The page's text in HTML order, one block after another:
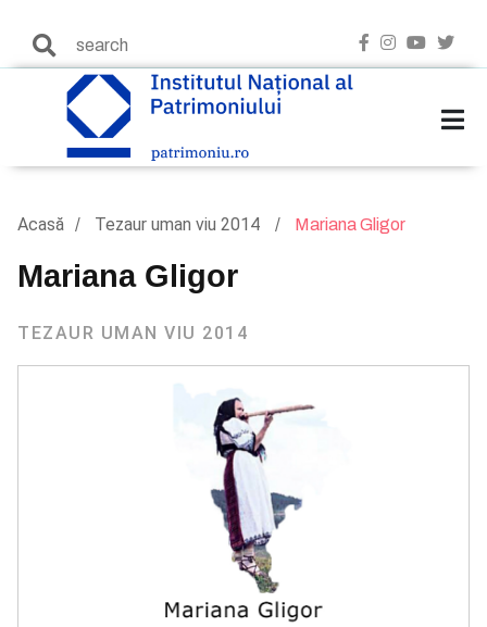
Acasă Tezaur uman viu 2014 Mariana Gligor
Mariana Gligor
TEZAUR UMAN VIU 2014